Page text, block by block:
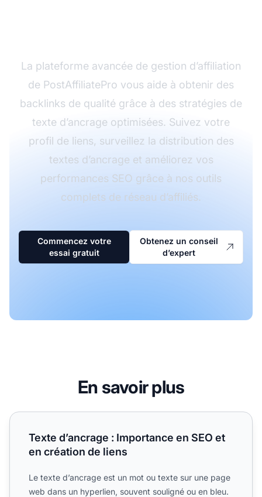
La plateforme avancée de gestion d’affiliation
de PostAffiliatePro vous aide à obtenir des
backlinks de qualité grâce à des stratégies de
texte d’ancrage optimisées. Suivez votre
profil de liens, surveillez la distribution des
textes d’ancrage et améliorez vos
performances SEO grâce à nos outils
complets de réseau d’affiliés.
Commencez votre
essai gratuit
Obtenez un conseil
d’expert
En savoir plus
Texte d’ancrage : Importance en SEO et en création de
Texte d’ancrage : Importance en SEO et
en création de liens
Le texte d’ancrage est un mot ou texte sur une page
web dans un hyperlien, souvent souligné ou en bleu.